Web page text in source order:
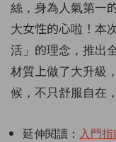
絲，身為人氣第一
大女性的心啦！本
活」的理念，推出
材質上做了大升級
候，不只舒服自在
延伸閱讀： 入門